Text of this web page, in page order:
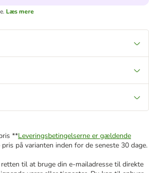
Læs mere
**Leveringsbetingelserne er gældende
på varianten inden for de seneste 30 dage.
til at bruge din e-mailadresse til direkte